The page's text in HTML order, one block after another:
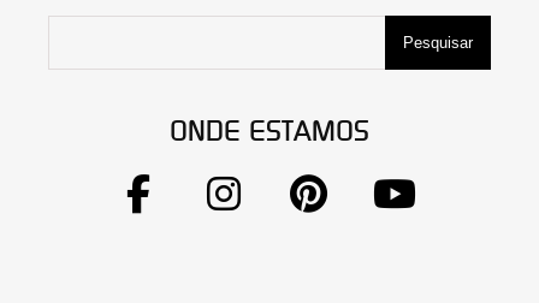
Pesquisar
ONDE ESTAMOS